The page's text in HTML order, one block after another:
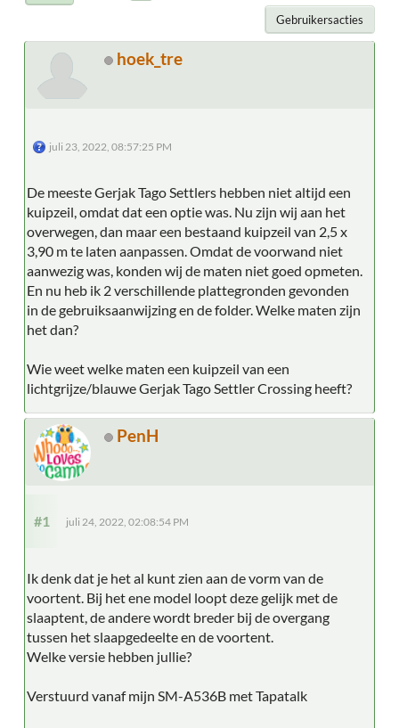
Gebruikersacties
hoek_tre
juli 23, 2022, 08:57:25 PM
De meeste Gerjak Tago Settlers hebben niet altijd een
kuipzeil, omdat dat een optie was. Nu zijn wij aan het
overwegen, dan maar een bestaand kuipzeil van 2,5 x
3,90 m te laten aanpassen. Omdat de voorwand niet
aanwezig was, konden wij de maten niet goed opmeten.
En nu heb ik 2 verschillende plattegronden gevonden
in de gebruiksaanwijzing en de folder. Welke maten zijn
het dan?
Wie weet welke maten een kuipzeil van een
lichtgrijze/blauwe Gerjak Tago Settler Crossing heeft?
PenH
#1 juli 24, 2022, 02:08:54 PM
Ik denk dat je het al kunt zien aan de vorm van de
voortent. Bij het ene model loopt deze gelijk met de
slaaptent, de andere wordt breder bij de overgang
tussen het slaapgedeelte en de voortent.
Welke versie hebben jullie?
Verstuurd vanaf mijn SM-A536B met Tapatalk